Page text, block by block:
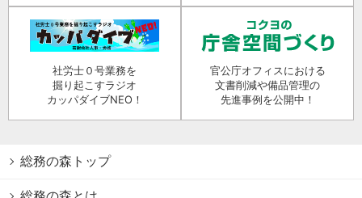
社労士０号業務を
掘り起こすラジオ
カッパダイブNEO！
官公庁オフィスにおける
文書削減や備品管理の
先進事例を公開中！
総務の森トップ